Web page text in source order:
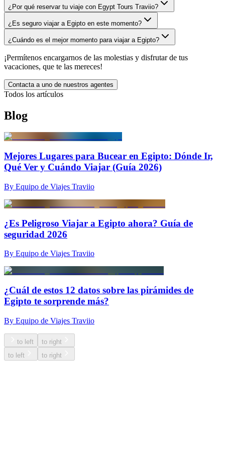
¿Por qué reservar tu viaje con Egypt Tours Traviio?
¿Es seguro viajar a Egipto en este momento?
¿Cuándo es el mejor momento para viajar a Egipto?
¡Permítenos encargarnos de las molestias y disfrutar de tus
vacaciones, que te las mereces!
Contacta a uno de nuestros agentes
Todos los artículos
Blog
Mejores Lugares para Bucear en Egipto: Dónde Ir,
Qué Ver y Cuándo Viajar (Guía 2026)
By Equipo de Viajes Traviio
¿Es Peligroso Viajar a Egipto ahora? Guía de
seguridad 2026
By Equipo de Viajes Traviio
¿Cuál de estos 12 datos sobre las pirámides de
Egipto te sorprende más?
By Equipo de Viajes Traviio
to left
to right
to left
to right